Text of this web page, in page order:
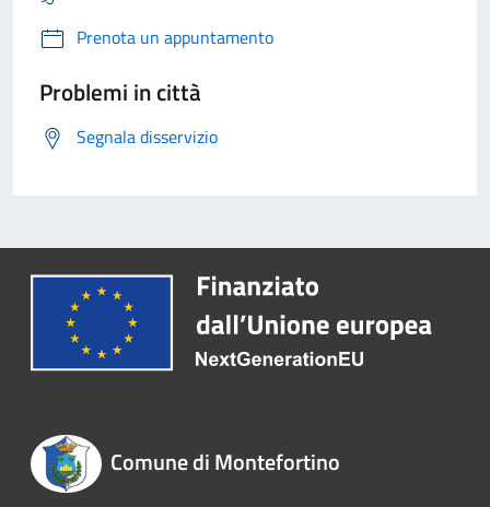
Prenota un appuntamento
Problemi in città
Segnala disservizio
Comune di Montefortino